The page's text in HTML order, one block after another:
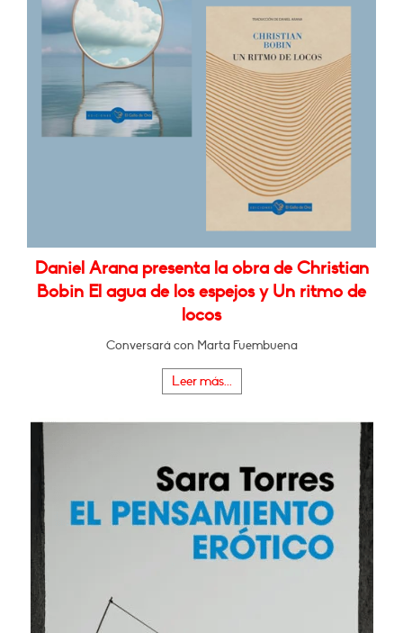
Daniel Arana presenta la obra de Christian
Bobin El agua de los espejos y Un ritmo de
locos
Conversará con Marta Fuembuena
Leer más...